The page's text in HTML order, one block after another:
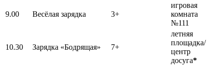
9.00 Весёлая зарядка 3+
игровая
комната
№111
10.30 Зарядка «Бодрящая» 7+
летняя
площадка/
центр
досуга*